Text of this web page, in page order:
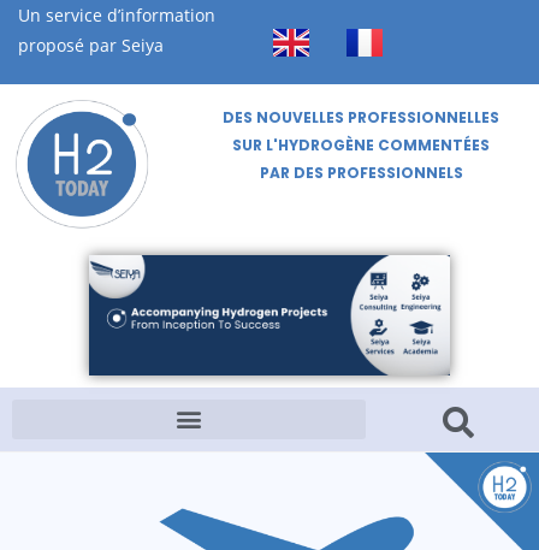
Un service d’information
proposé par Seiya
DES NOUVELLES PROFESSIONNELLES
SUR L'HYDROGÈNE COMMENTÉES
PAR DES PROFESSIONNELS